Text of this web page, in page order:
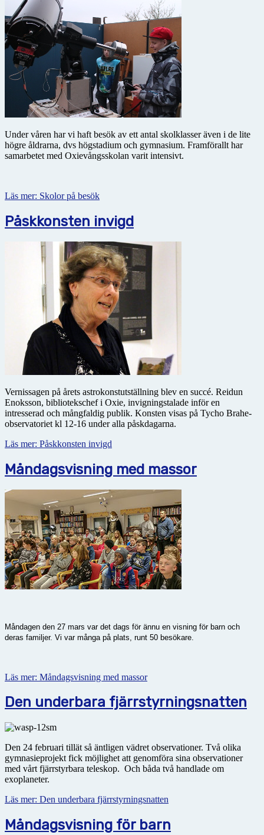
Under våren har vi haft besök av ett antal skolklasser även i de lite
högre åldrarna, dvs högstadium och gymnasium. Framförallt har
samarbetet med Oxievångsskolan varit intensivt.
Läs mer: Skolor på besök
Påskkonsten invigd
Vernissagen på årets astrokonstutställning blev en succé. Reidun
Enoksson, bibliotekschef i Oxie, invigningstalade inför en
intresserad och mångfaldig publik. Konsten visas på Tycho Brahe-
observatoriet kl 12-16 under alla påskdagarna.
Läs mer: Påskkonsten invigd
Måndagsvisning med massor
Måndagen den 27 mars var det dags för ännu en visning för barn och
deras familjer. Vi var många på plats, runt 50 besökare.
Läs mer: Måndagsvisning med massor
Den underbara fjärrstyrningsnatten
Den 24 februari tillät så äntligen vädret observationer. Två olika
gymnasieprojekt fick möjlighet att genomföra sina observationer
med vårt fjärrstyrbara teleskop. Och båda två handlade om
exoplaneter.
Läs mer: Den underbara fjärrstyrningsnatten
Måndagsvisning för barn